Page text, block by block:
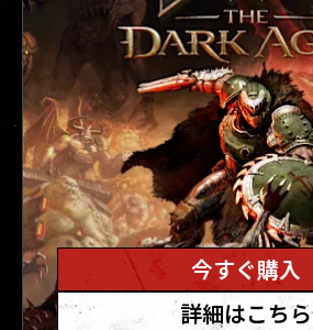
今すぐ購入
詳細はこちら